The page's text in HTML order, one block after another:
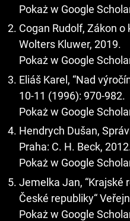
Pokaż w Google
Cogan Rudolf, Zákon
Wolters Kluwer, 2019.
Pokaż w Google
Eliáš Karel, “Nad
10-11 (1996): 970-982.
Pokaż w Google
Hendrych Dušan,
Praha: C. H. Beck,
Pokaż w Google
Jemelka Jan, “Krajské
České republiky“
Pokaż w Google